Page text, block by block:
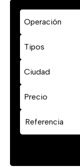
Operación
Tipos
Ciudad
Precio